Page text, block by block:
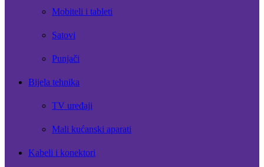
Mobiteli i tableti
Satovi
Punjači
Bijela tehnika
TV uređaji
Mali kućanski aparati
Kabeli i konektori